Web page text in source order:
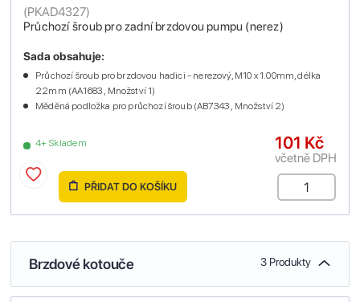
Průchozí šroub pro zadní brzdovou pumpu (nerez)
(PKAD4327)
4+ Skladem
Sada obsahuje:
Průchozí šroub pro brzdovou hadici - nerezový, M10 x 1.00mm, délka
22mm (AA1683 , Množství 1)
Měděná podložka pro průchozí šroub (AB7343 , Množství 2)
101 Kč
včetně DPH
PŘIDAT DO KOŠÍKU
Brzdové kotouče 3 Produkty